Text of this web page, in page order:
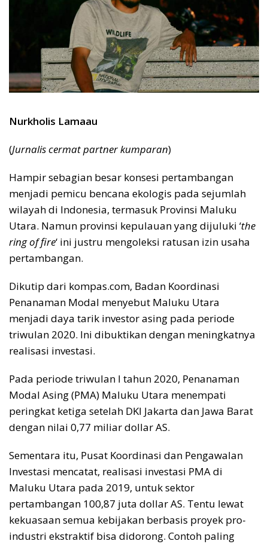
Nurkholis Lamaau
(Jurnalis cermat partner kumparan)
Hampir sebagian besar konsesi pertambangan
menjadi pemicu bencana ekologis pada sejumlah
wilayah di Indonesia, termasuk Provinsi Maluku
Utara. Namun provinsi kepulauan yang dijuluki ‘the
ring of fire‘ ini justru mengoleksi ratusan izin usaha
pertambangan.
Dikutip dari kompas.com, Badan Koordinasi
Penanaman Modal menyebut Maluku Utara
menjadi daya tarik investor asing pada periode
triwulan 2020. Ini dibuktikan dengan meningkatnya
realisasi investasi.
Pada periode triwulan I tahun 2020, Penanaman
Modal Asing (PMA) Maluku Utara menempati
peringkat ketiga setelah DKI Jakarta dan Jawa Barat
dengan nilai 0,77 miliar dollar AS.
Sementara itu, Pusat Koordinasi dan Pengawalan
Investasi mencatat, realisasi investasi PMA di
Maluku Utara pada 2019, untuk sektor
pertambangan 100,87 juta dollar AS. Tentu lewat
kekuasaan semua kebijakan berbasis proyek pro-
industri ekstraktif bisa didorong. Contoh paling